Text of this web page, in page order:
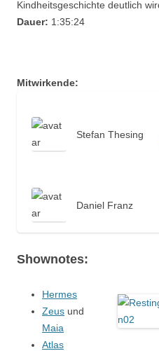
Kindheitsgeschichte deutlich
Dauer: 1:35:24
Mitwirkende:
Stefan Thesing
Daniel Franz
Shownotes:
Hermes
Zeus und
Maia
Atlas